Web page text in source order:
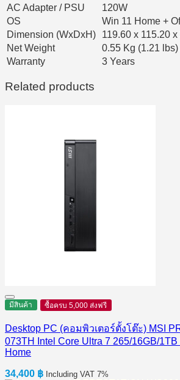
AC Adapter / PSU
120W
OS
Win 11 Home +
Dimension (WxDxH)
119.60 x 115.20
Net Weight
0.55 Kg (1.21
Warranty
3 Years
Related products
มีสินค้า ซื้อครบ 5,000 ส่งฟรี
Desktop PC (คอมพิวเตอร์ตั้งโต๊ะ) MSI
073TH Intel Core Ultra 7 265/16GB/
Home
34,400 ฿ Including VAT 7%